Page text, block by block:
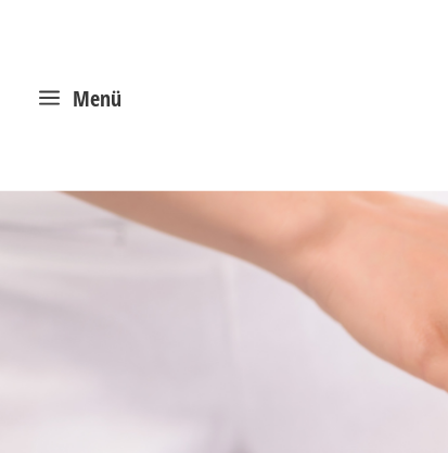
a Menü